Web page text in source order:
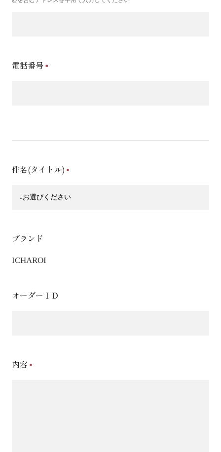
電話番号
件名(タイトル)
ブランド
ICHAROI
オーダーＩＤ
内容